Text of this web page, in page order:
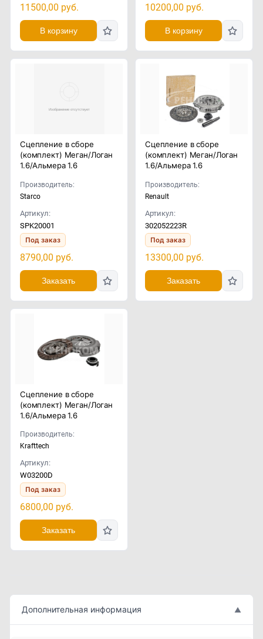
11500,00 руб.
В корзину
10200,00 руб.
В корзину
Сцепление в сборе
(комплект) Меган/Логан
1.6/Альмера 1.6
Производитель:
Starco
Артикул:
SPK20001
Под заказ
8790,00 руб.
Заказать
Сцепление в сборе
(комплект) Меган/Логан
1.6/Альмера 1.6
Производитель:
Renault
Артикул:
302052223R
Под заказ
13300,00 руб.
Заказать
Сцепление в сборе
(комплект) Меган/Логан
1.6/Альмера 1.6
Производитель:
Krafttech
Артикул:
W03200D
Под заказ
6800,00 руб.
Заказать
Дополнительная информация ▲